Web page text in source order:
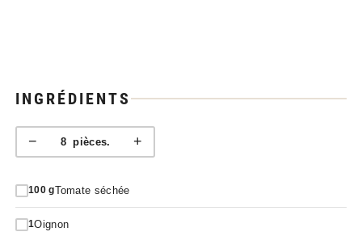
INGRÉDIENTS
− 8pièces. +
100 gTomate séchée
1Oignon